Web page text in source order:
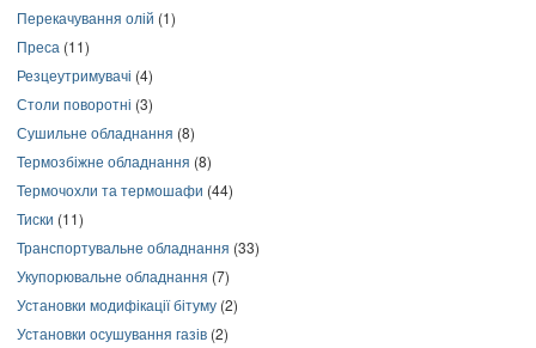
Перекачування олій (1)
Преса (11)
Резцеутримувачі (4)
Столи поворотні (3)
Сушильне обладнання (8)
Термозбіжне обладнання (8)
Термочохли та термошафи (44)
Тиски (11)
Транспортувальне обладнання (33)
Укупорювальне обладнання (7)
Установки модифікації бітуму (2)
Установки осушування газів (2)